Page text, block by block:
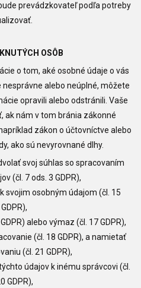
prevádzkovateľ podľa potreby
OSÔB
o tom, aké osobné údaje o vás
alebo neúplné, môžete
opravili alebo odstránili. Vaše
ak nám v tom bránia zákonné
zákon o účtovníctve alebo
ako sú nevyrovnané dlhy.
svoj súhlas so spracovaním
(čl. 7 ods. 3 GDPR),
svojim osobným údajom (čl. 15
GDPR),
alebo výmaz (čl. 17 GDPR),
(čl. 18 GDPR), a namietať
(čl. 21 GDPR),
údajov k inému správcovi (čl.
GDPR),